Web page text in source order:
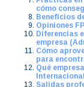
cómo
Beneficios
Opiniones
Diferencias
empresa
Cómo
para
Qué
Salidas